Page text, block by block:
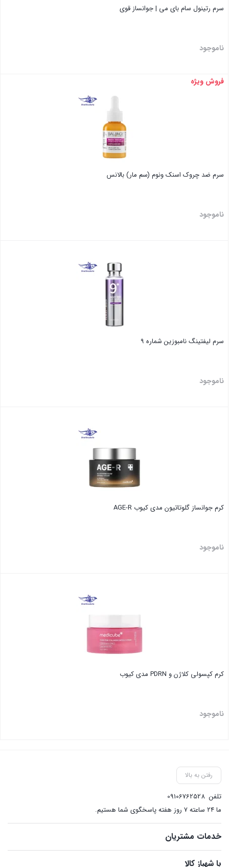
سرم رتینول سام بای می | جوانساز قوی
ناموجود
بستن
فروش ویژه
سرم ضد چروک اسنک ونوم (سم مار) بالانس
ناموجود
سرم لیفتینگ نامبوزین شماره ۹
ناموجود
کرم جوانساز گلوتاتیون مدی کیوب AGE-R
ناموجود
کرم کپسولی کلاژن و PDRN مدی کیوب
ناموجود
رفتن به بالا
تلفن 09106762528
ما ۲۴ ساعته ۷ روز هفته پاسخگوی شما هستیم.
خدمات مشتریان
با شهباز کالا